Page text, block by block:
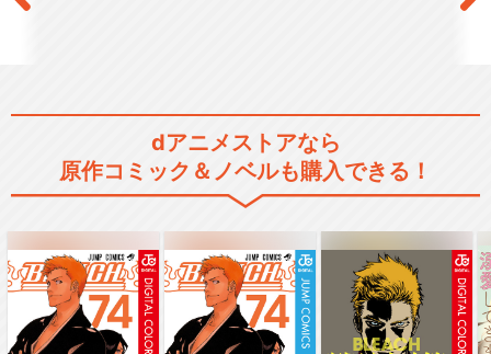
dアニメストアなら
原作コミック＆ノベルも購入できる！